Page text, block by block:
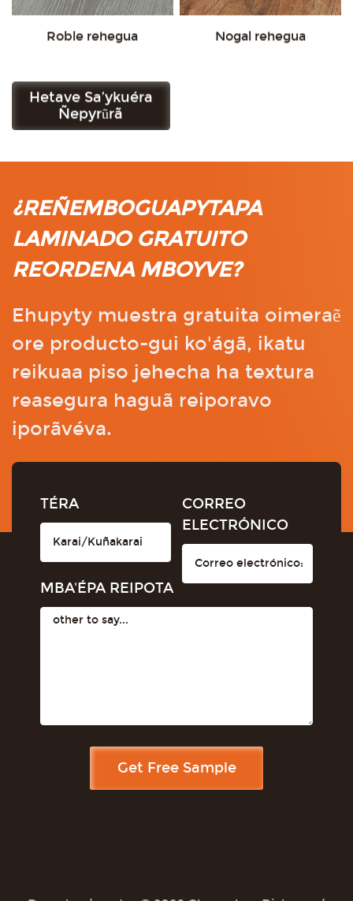
Roble rehegua Nogal rehegua
Hetave Sa’ykuéra
Ñepyrũrã
¿REÑEMBOGUAPYTAPA
LAMINADO GRATUITO
REORDENA MBOYVE?
Ehupyty muestra gratuita oimeraẽ
ore producto-gui ko'ágã, ikatu
reikuaa piso jehecha ha textura
reasegura haguã reiporavo
iporãvéva.
TÉRA
CORREO
ELECTRÓNICO
MBA'ÉPA REIPOTA